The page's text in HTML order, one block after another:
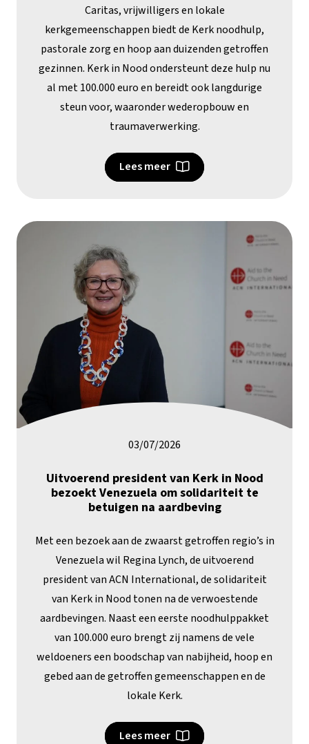
Caritas, vrijwilligers en lokale
kerkgemeenschappen biedt de Kerk noodhulp,
pastorale zorg en hoop aan duizenden getroffen
gezinnen. Kerk in Nood ondersteunt deze hulp nu
al met 100.000 euro en bereidt ook langdurige
steun voor, waaronder wederopbouw en
traumaverwerking.
Lees meer
03/07/2026
Uitvoerend president van Kerk in Nood
bezoekt Venezuela om solidariteit te
betuigen na aardbeving
Met een bezoek aan de zwaarst getroffen regio’s in
Venezuela wil Regina Lynch, de uitvoerend
president van ACN International, de solidariteit
van Kerk in Nood tonen na de verwoestende
aardbevingen. Naast een eerste noodhulppakket
van 100.000 euro brengt zij namens de vele
weldoeners een boodschap van nabijheid, hoop en
gebed aan de getroffen gemeenschappen en de
lokale Kerk.
Lees meer